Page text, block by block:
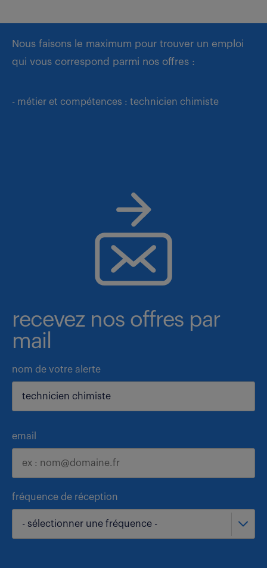
Nous faisons le maximum pour trouver un emploi
qui vous correspond parmi nos offres :
- métier et compétences : technicien chimiste
recevez nos offres par
mail
nom de votre alerte
email
fréquence de réception
- sélectionner une fréquence -